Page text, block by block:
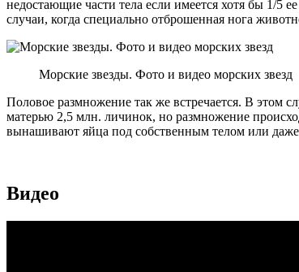
недостающие части тела если имеется хотя бы 1/5
случаи, когда специально отброшенная нога
Морские звезды. Фото и видео морских звезд
Половое размножение так же встречается. В этом
матерью 2,5 млн. личинок, но размножение
вынашивают яйца под собственным телом или
Видео